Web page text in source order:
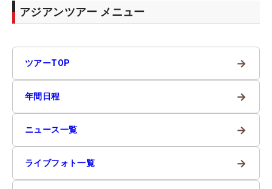
アジアンツアー メニュー
ツアーTOP →
年間日程 →
ニュース一覧 →
ライブフォト一覧 →